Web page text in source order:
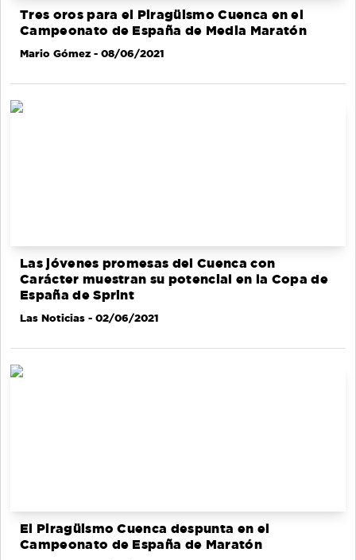
Tres oros para el Piragüismo Cuenca en el
Campeonato de España de Media Maratón
Mario Gómez - 08/06/2021
Las jóvenes promesas del Cuenca con
Carácter muestran su potencial en la Copa de
España de Sprint
Las Noticias - 02/06/2021
El Piragüismo Cuenca despunta en el
Campeonato de España de Maratón